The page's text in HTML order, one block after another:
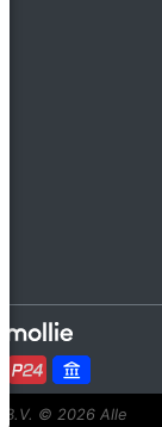
© 2026 Alle